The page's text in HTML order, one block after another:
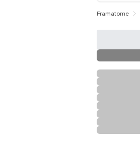
Framatome